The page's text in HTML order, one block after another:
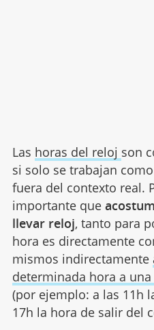
Las horas del reloj son
si solo se trabajan
fuera del contexto real.
importante que
llevar reloj, tanto para
hora es directamente
mismos indirectamente
determinada hora a
(por ejemplo: a las 11h
17h la hora de salir del